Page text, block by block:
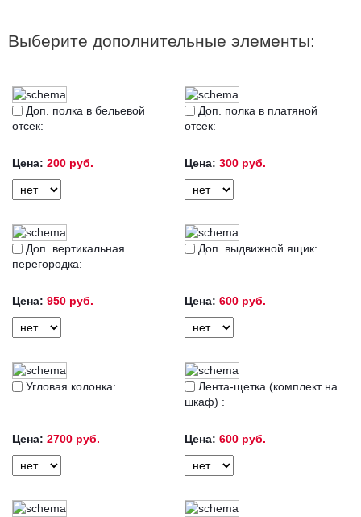
Выберите дополнительные элементы:
Доп. полка в бельевой
отсек:
Цена: 200 руб.
Доп. полка в платяной
отсек:
Цена: 300 руб.
Доп. вертикальная
перегородка:
Цена: 950 руб.
Доп. выдвижной ящик:
Цена: 600 руб.
Угловая колонка:
Цена: 2700 руб.
Лента-щетка (комплект на
шкаф) :
Цена: 600 руб.